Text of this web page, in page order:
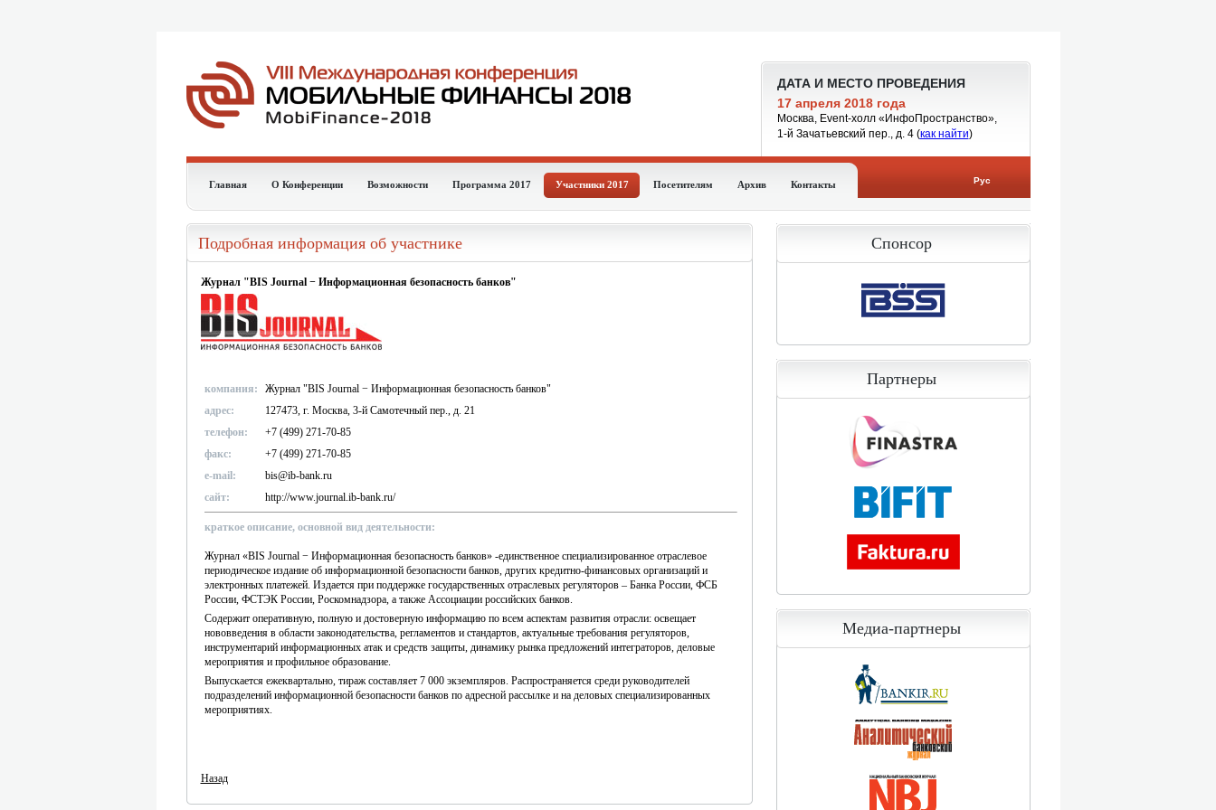
ДАТА И МЕСТО ПРОВЕДЕНИЯ
17 апреля 2018 года
Москва, Event-холл «ИнфоПространство»,
1-й Зачатьевский пер., д. 4 (как найти)
Главная О Конференции Возможности Программа 2017 Участники 2017 Посетителям Архив Контакты Рус
Подробная информация об участнике
Журнал "BIS Journal − Информационная безопасность банков"
компания:
Журнал "BIS Journal − Информационная безопасность банков"
адрес:
127473, г. Москва, 3-й Самотечный пер., д. 21
телефон:
+7 (499) 271-70-85
факс:
+7 (499) 271-70-85
e-mail:
bis@ib-bank.ru
сайт:
http://www.journal.ib-bank.ru/
краткое описание, основной вид деятельности:
Журнал «BIS Journal − Информационная безопасность банков» -единственное специализированное отраслевое
периодическое издание об информационной безопасности банков, других кредитно-финансовых организаций и
электронных платежей. Издается при поддержке государственных отраслевых регуляторов – Банка России, ФСБ
России, ФСТЭК России, Роскомнадзора, а также Ассоциации российских банков.
Содержит оперативную, полную и достоверную информацию по всем аспектам развития отрасли: освещает
нововведения в области законодательства, регламентов и стандартов, актуальные требования регуляторов,
инструментарий информационных атак и средств защиты, динамику рынка предложений интеграторов, деловые
мероприятия и профильное образование.
Выпускается ежеквартально, тираж составляет 7 000 экземпляров. Распространяется среди руководителей
подразделений информационной безопасности банков по адресной рассылке и на деловых специализированных
мероприятиях.
Назад
Спонсор
Партнеры
Медиа-партнеры